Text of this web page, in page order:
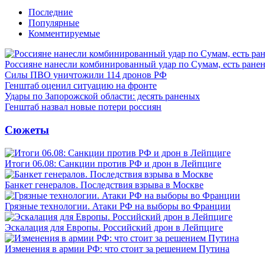
Последние
Популярные
Комментируемые
Россияне нанесли комбинированный удар по Сумам, есть
Силы ПВО уничтожили 114 дронов РФ
Генштаб оценил ситуацию на фронте
Удары по Запорожской области: десять раненых
Генштаб назвал новые потери россиян
Сюжеты
Итоги 06.08: Санкции против РФ и дрон в Лейпциге
Банкет генералов. Последствия взрыва в Москве
Грязные технологии. Атаки РФ на выборы во Франции
Эскалация для Европы. Российский дрон в Лейпциге
Изменения в армии РФ: что стоит за решением Путина